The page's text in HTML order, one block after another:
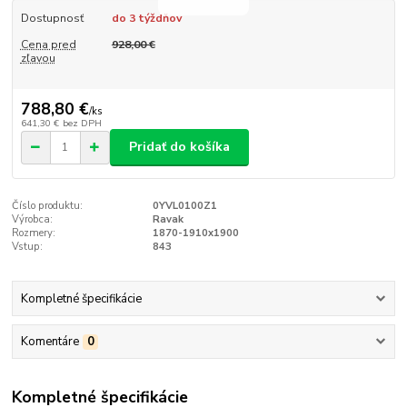
Dostupnosť
do 3 týždňov
Cena pred
zľavou
928,00 €
788,80 €/ks
641,30 € bez DPH
Pridať do košíka
Číslo produktu:
0YVL0100Z1
Výrobca:
Ravak
Rozmery:
1870-1910x1900
Vstup:
843
Kompletné špecifikácie
Komentáre 0
Kompletné špecifikácie